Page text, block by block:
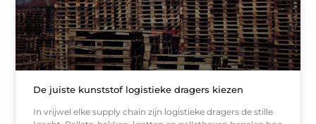
De juiste kunststof logistieke dragers kiezen
In vrijwel elke supply chain zijn logistieke dragers de stille